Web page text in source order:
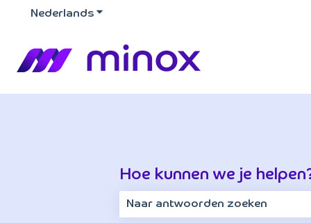
Nederlands Submenu tonen voor vertalingen
Hoe kunnen we je